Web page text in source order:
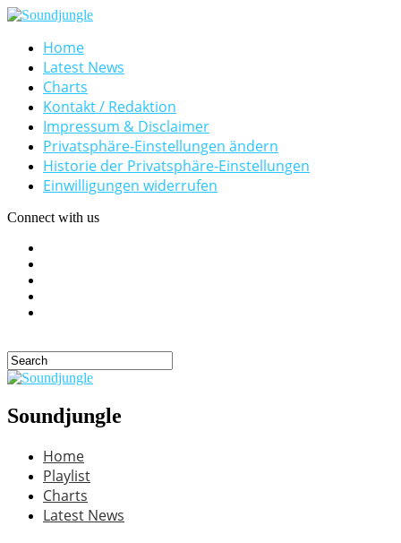
Home
Latest News
Charts
Kontakt / Redaktion
Impressum & Disclaimer
Privatsphäre-Einstellungen ändern
Historie der Privatsphäre-Einstellungen
Einwilligungen widerrufen
Connect with us
Soundjungle
Home
Playlist
Charts
Latest News